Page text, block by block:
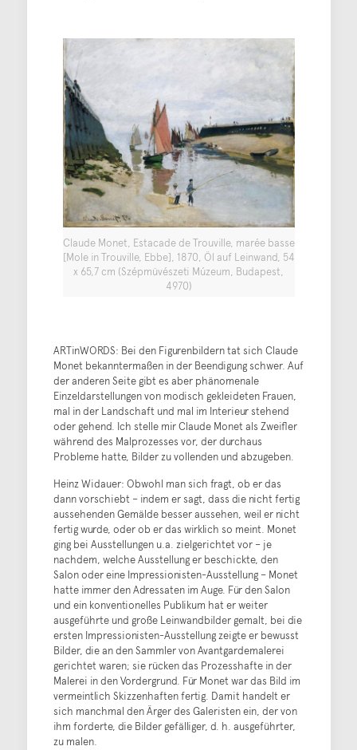
Claude Monet, Estacade de Trouville, marée basse
[Mole in Trouville, Ebbe], 1870, Öl auf Leinwand, 54
x 65,7 cm (Szépmüvészeti Múzeum, Budapest,
4970)
ARTinWORDS: Bei den Figurenbildern tat sich Claude
Monet bekanntermaßen in der Beendigung schwer. Auf
der anderen Seite gibt es aber phänomenale
Einzeldarstellungen von modisch gekleideten Frauen,
mal in der Landschaft und mal im Interieur stehend
oder gehend. Ich stelle mir Claude Monet als Zweifler
während des Malprozesses vor, der durchaus
Probleme hatte, Bilder zu vollenden und abzugeben.
Heinz Widauer: Obwohl man sich fragt, ob er das
dann vorschiebt – indem er sagt, dass die nicht fertig
aussehenden Gemälde besser aussehen, weil er nicht
fertig wurde, oder ob er das wirklich so meint. Monet
ging bei Ausstellungen u.a. zielgerichtet vor – je
nachdem, welche Ausstellung er beschickte, den
Salon oder eine Impressionisten-Ausstellung – Monet
hatte immer den Adressaten im Auge. Für den Salon
und ein konventionelles Publikum hat er weiter
ausgeführte und große Leinwandbilder gemalt, bei die
ersten Impressionisten-Ausstellung zeigte er bewusst
Bilder, die an den Sammler von Avantgardemalerei
gerichtet waren; sie rücken das Prozesshafte in der
Malerei in den Vordergrund. Für Monet war das Bild im
vermeintlich Skizzenhaften fertig. Damit handelt er
sich manchmal den Ärger des Galeristen ein, der von
ihm forderte, die Bilder gefälliger, d. h. ausgeführter,
zu malen.